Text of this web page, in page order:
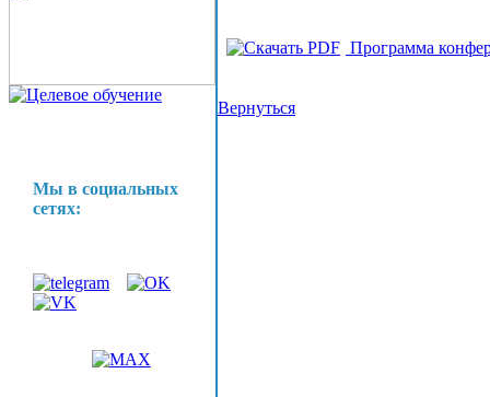
Мы в социальных
сетях:
Программа
Вернуться